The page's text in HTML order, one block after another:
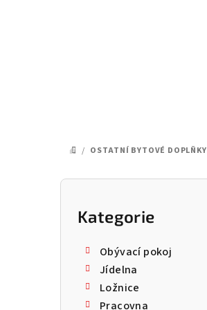
DOMŮ
/ OSTATNÍ BYTOVÉ DOPLŇKY
P
Přeskočit
kategorie
Kategorie
Obývací pokoj
Jídelna
Ložnice
Pracovna